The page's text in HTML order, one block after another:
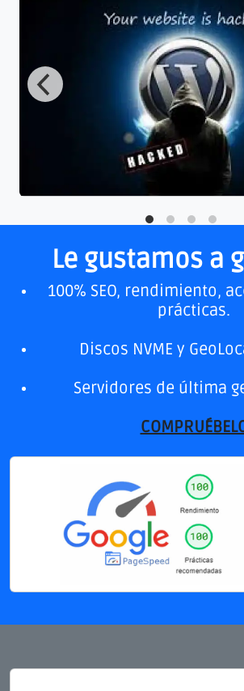
Le gustamos a
100% SEO, rendimiento,
prácticas.
Discos NVME y
Servidores de última